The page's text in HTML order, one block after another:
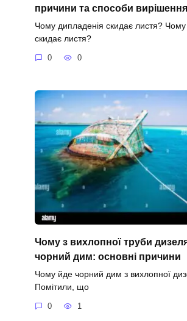
причини та способи вирішення
Чому дипладенія скидає листя? Чому
скидає листя?
0 0
Чому з вихлопної труби
чорний дим: основні причини
Чому йде чорний дим з вихлопної
Помітили, що
0 1